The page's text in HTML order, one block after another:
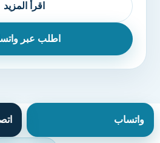
اقرأ المزيد
اطلب عبر
واتساب